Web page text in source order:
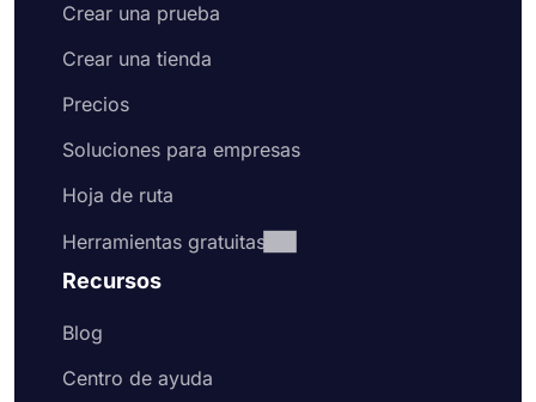
Crear una prueba
Crear una tienda
Precios
Soluciones para empresas
Hoja de ruta
Herramientas gratuitas
Recursos
Blog
Centro de ayuda